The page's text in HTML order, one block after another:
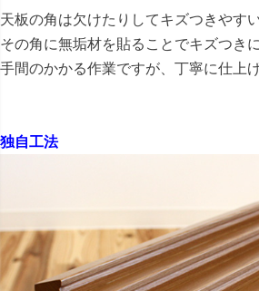
天板の角は欠けたりしてキズつきやす
その角に無垢材を貼ることでキズつき
手間のかかる作業ですが、丁寧に仕上
独自工法